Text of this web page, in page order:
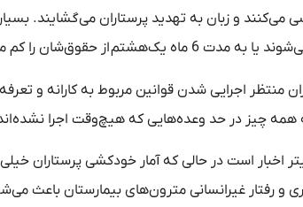
و زبان به تهدید پرستاران می‌گشایند.
حقوق‌شان را کم می‌کنند.»
از 17 سال است که پرستاران منتظر اجرایی شدن قوانین مربوط به
همه چیز در حد وعده‌هایی که هیچ‌وقت اجرا
است در حالی که آمار خودکشی پرستاران
رفتار غیرانسانی مترون‌های بیمارستان باعث